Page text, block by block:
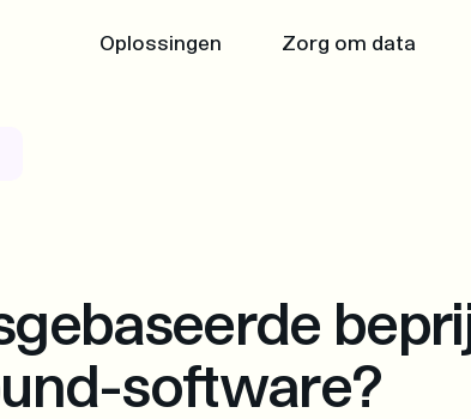
Oplossingen Zorg om data
Unlimited & Community Edition
software?